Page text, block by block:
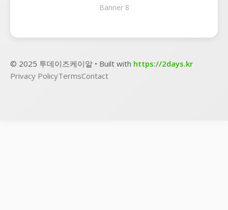
Banner 8
© 2025 투데이즈케이알 • Built with https://2days.kr
Privacy PolicyTermsContact